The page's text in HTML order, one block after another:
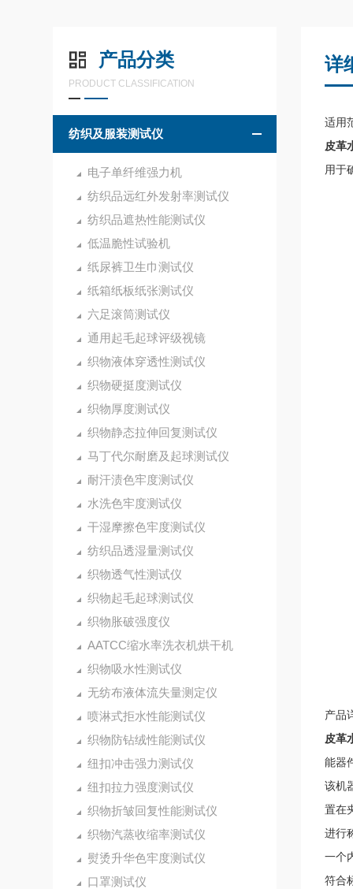
产品分类
PRODUCT CLASSIFICATION
纺织及服装测试仪
电子单纤维强力机
纺织品远红外发射率测试仪
纺织品遮热性能测试仪
低温脆性试验机
纸尿裤卫生巾测试仪
纸箱纸板纸张测试仪
六足滚筒测试仪
通用起毛起球评级视镜
织物液体穿透性测试仪
织物硬挺度测试仪
织物厚度测试仪
织物静态拉伸回复测试仪
马丁代尔耐磨及起球测试仪
耐汗渍色牢度测试仪
水洗色牢度测试仪
干湿摩擦色牢度测试仪
纺织品透湿量测试仪
织物透气性测试仪
织物起毛起球测试仪
织物胀破强度仪
AATCC缩水率洗衣机烘干机
织物吸水性测试仪
无纺布液体流失量测定仪
喷淋式拒水性能测试仪
织物防钻绒性能测试仪
纽扣冲击强力测试仪
纽扣拉力强度测试仪
织物折皱回复性能测试仪
织物汽蒸收缩率测试仪
熨烫升华色牢度测试仪
口罩测试仪
详
适用
皮革
用于
产品
皮革
能器
该机
置在
进行
一个
符合